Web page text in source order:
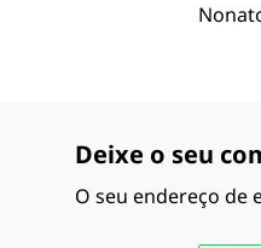
Deixe o seu
O seu endereço de